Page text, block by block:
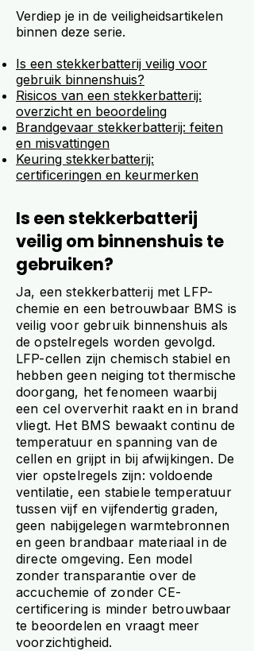
Verdiep je in de veiligheidsartikelen
binnen deze serie.
Is een stekkerbatterij veilig voor
gebruik binnenshuis?
Risicos van een stekkerbatterij:
overzicht en beoordeling
Brandgevaar stekkerbatterij: feiten
en misvattingen
Keuring stekkerbatterij:
certificeringen en keurmerken
Is een stekkerbatterij
veilig om binnenshuis te
gebruiken?
Ja, een stekkerbatterij met LFP-
chemie en een betrouwbaar BMS is
veilig voor gebruik binnenshuis als
de opstelregels worden gevolgd.
LFP-cellen zijn chemisch stabiel en
hebben geen neiging tot thermische
doorgang, het fenomeen waarbij
een cel oververhit raakt en in brand
vliegt. Het BMS bewaakt continu de
temperatuur en spanning van de
cellen en grijpt in bij afwijkingen. De
vier opstelregels zijn: voldoende
ventilatie, een stabiele temperatuur
tussen vijf en vijfendertig graden,
geen nabijgelegen warmtebronnen
en geen brandbaar materiaal in de
directe omgeving. Een model
zonder transparantie over de
accuchemie of zonder CE-
certificering is minder betrouwbaar
te beoordelen en vraagt meer
voorzichtigheid.